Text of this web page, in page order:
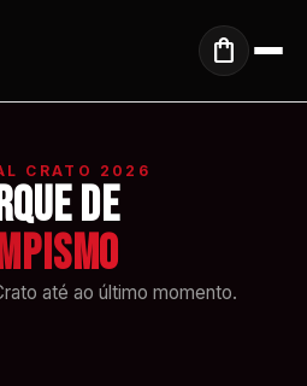
shopping_bag
CRATO 2026
de
até ao último momento.